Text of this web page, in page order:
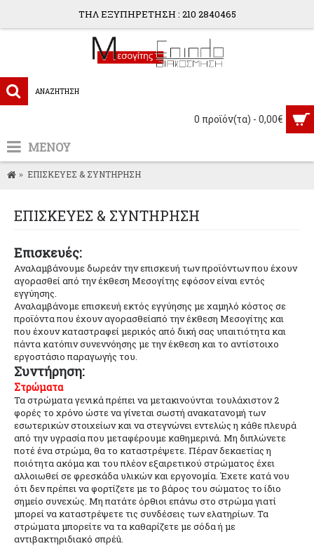
ΤΗΛ ΕΞΥΠΗΡΕΤΗΣΗ : 210 2840465
0 προϊόν(τα) - 0,00€
ΜΕΝΟΥ
ΕΠΙΣΚΕΥΕΣ & ΣΥΝΤΗΡΗΣΗ
ΕΠΙΣΚΕΥΕΣ & ΣΥΝΤΗΡΗΣΗ
Επισκευές:
Αναλαμβάνουμε δωρεάν την επισκευή των προϊόντων που έχουν
αγορασθεί από την έκθεση Μεσογίτης εφόσον είναι εντός
εγγύησης.
Αναλαμβάνομε επισκευή εκτός εγγύησης με χαμηλό κόστος σε
προϊόντα που έχουν αγορασθείαπό την έκθεση Μεσογίτης και
που έχουν καταστραφεί μερικός από δική σας υπαιτιότητα και
πάντα κατόπιν συνεννόησης με την έκθεση και το αντίστοιχο
εργοστάσιο παραγωγής του.
Συντήρηση:
Στρώματα
Τα στρώματα γενικά πρέπει να μετακινούνται τουλάχιστον 2
φορές το χρόνο ώστε να γίνεται σωστή ανακατανομή των
εσωτερικών στοιχείων και να στεγνώνει εντελώς η κάθε πλευρά
από την υγρασία που μεταφέρουμε καθημερινά. Μη διπλώνετε
ποτέ ένα στρώμα, θα το καταστρέψετε. Πέραν δεκαετίας η
ποιότητα ακόμα και του πλέον εξαιρετικού στρώματος έχει
αλλοιωθεί σε φρεσκάδα υλικών και εργονομία. Έχετε κατά νου
ότι δεν πρέπει να φορτίζετε με το βάρος του σώματος το ίδιο
σημείο συνεχώς. Μη πατάτε όρθιοι επάνω στο στρώμα γιατί
μπορεί να καταστρέψετε τις συνδέσεις των ελατηρίων. Τα
στρώματα μπορείτε να τα καθαρίζετε με σόδα ή με
αντιβακτηριδιακό σπρέû.